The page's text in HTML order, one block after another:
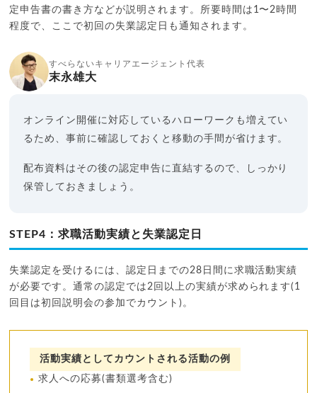
定申告書の書き方などが説明されます。所要時間は1〜2時間
程度で、ここで初回の失業認定日も通知されます。
すべらないキャリアエージェント代表
末永雄大
オンライン開催に対応しているハローワークも増えてい
るため、事前に確認しておくと移動の手間が省けます。
配布資料はその後の認定申告に直結するので、しっかり
保管しておきましょう。
STEP4：求職活動実績と失業認定日
失業認定を受けるには、認定日までの28日間に求職活動実績
が必要です。通常の認定では2回以上の実績が求められます(1
回目は初回説明会の参加でカウント)。
活動実績としてカウントされる活動の例
求人への応募(書類選考含む)